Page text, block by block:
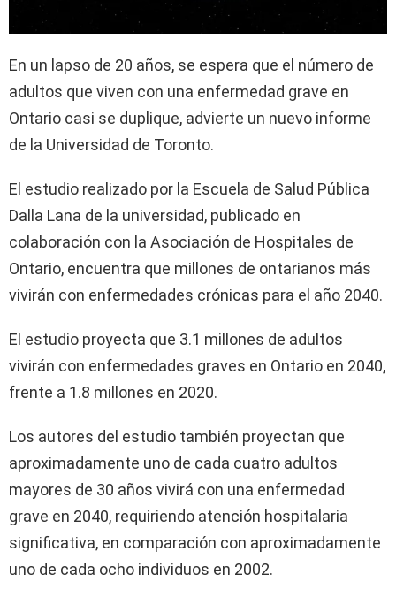
En un lapso de 20 años, se espera que el número de
adultos que viven con una enfermedad grave en
Ontario casi se duplique, advierte un nuevo informe
de la Universidad de Toronto.
El estudio realizado por la Escuela de Salud Pública
Dalla Lana de la universidad, publicado en
colaboración con la Asociación de Hospitales de
Ontario, encuentra que millones de ontarianos más
vivirán con enfermedades crónicas para el año 2040.
El estudio proyecta que 3.1 millones de adultos
vivirán con enfermedades graves en Ontario en 2040,
frente a 1.8 millones en 2020.
Los autores del estudio también proyectan que
aproximadamente uno de cada cuatro adultos
mayores de 30 años vivirá con una enfermedad
grave en 2040, requiriendo atención hospitalaria
significativa, en comparación con aproximadamente
uno de cada ocho individuos en 2002.